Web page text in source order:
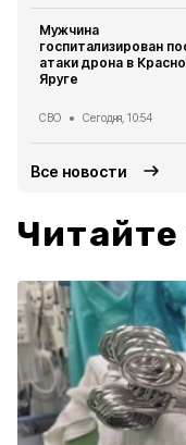
Мужчина
госпитализирован
атаки дрона в
Яруге
СВО Сегодня, 10:54
Все новости